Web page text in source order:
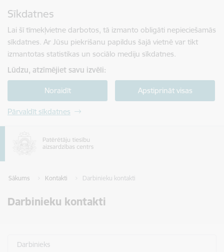
Sīkdatnes
Lai šī tīmekļvietne darbotos, tā izmanto obligāti nepieciešamās
sīkdatnes. Ar Jūsu piekrišanu papildus šajā vietnē var tikt
izmantotas statistikas un sociālo mediju sīkdatnes.
Lūdzu, atzīmējiet savu izvēli:
Noraidīt Apstiprināt visas
Pārvaldīt sīkdatnes
Sākums Kontakti Darbinieku kontakti
Darbinieku kontakti
Darbinieks